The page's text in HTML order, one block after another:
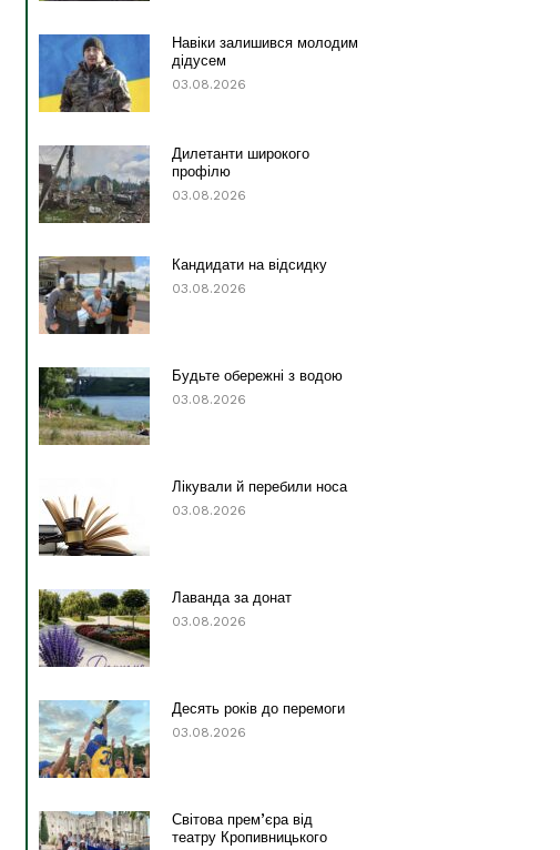
Навіки залишився молодим
дідусем
03.08.2026
Дилетанти широкого
профілю
03.08.2026
Кандидати на відсидку
03.08.2026
Будьте обережні з водою
03.08.2026
Лікували й перебили носа
03.08.2026
Лаванда за донат
03.08.2026
Десять років до перемоги
03.08.2026
Світова прем’єра від
театру Кропивницького